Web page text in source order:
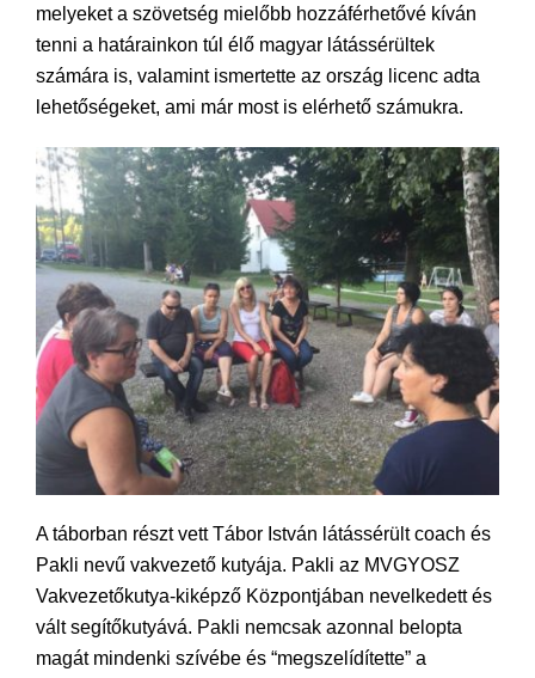
melyeket a szövetség mielőbb hozzáférhetővé kíván
tenni a határainkon túl élő magyar látássérültek
számára is, valamint ismertette az ország licenc adta
lehetőségeket, ami már most is elérhető számukra.
A táborban részt vett Tábor István látássérült coach és
Pakli nevű vakvezető kutyája. Pakli az MVGYOSZ
Vakvezetőkutya-kiképző Központjában nevelkedett és
vált segítőkutyává. Pakli nemcsak azonnal belopta
magát mindenki szívébe és “megszelídítette” a